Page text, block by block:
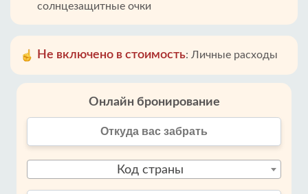
солнцезащитные очки
Не включено в стоимость: Личные расходы
Онлайн бронирование
Код страны